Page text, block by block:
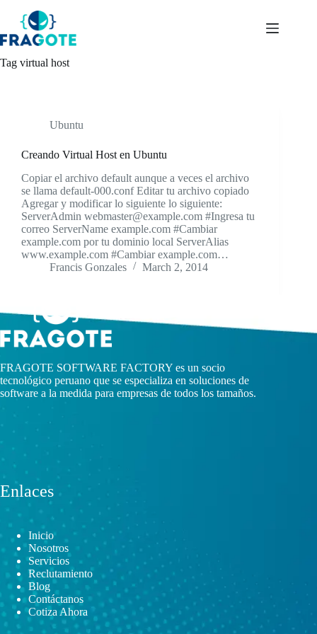
content
Tag virtual host
Ubuntu
Creando Virtual Host en Ubuntu
Copiar el archivo default aunque a veces el archivo
se llama default-000.conf Editar tu archivo copiado
Agregar y modificar lo siguiente lo siguiente:
ServerAdmin webmaster@example.com #Ingresa tu
correo ServerName example.com #Cambiar
example.com por tu dominio local ServerAlias
www.example.com #Cambiar example.com…
Francis Gonzales
March 2, 2014
FRAGOTE SOFTWARE FACTORY es un socio
tecnológico peruano que se especializa en soluciones de
software a la medida para empresas de todos los tamaños.
Enlaces
Inicio
Nosotros
Servicios
Reclutamiento
Blog
Contáctanos
Cotiza Ahora